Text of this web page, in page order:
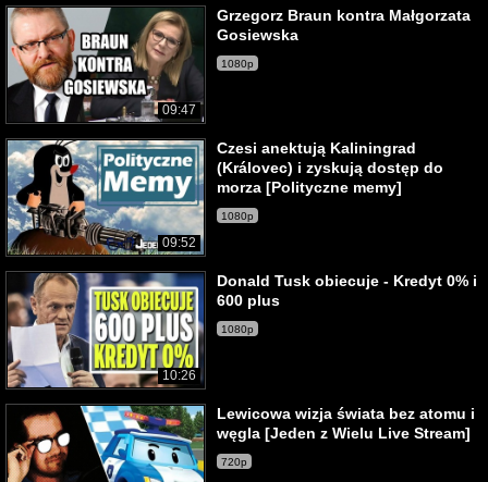
09:47
Grzegorz Braun kontra Małgorzata
Gosiewska
1080p
09:52
Czesi anektują Kaliningrad
(Královec) i zyskują dostęp do
morza [Polityczne memy]
1080p
10:26
Donald Tusk obiecuje - Kredyt 0% i
600 plus
1080p
Lewicowa wizja świata bez atomu i
węgla [Jeden z Wielu Live Stream]
720p